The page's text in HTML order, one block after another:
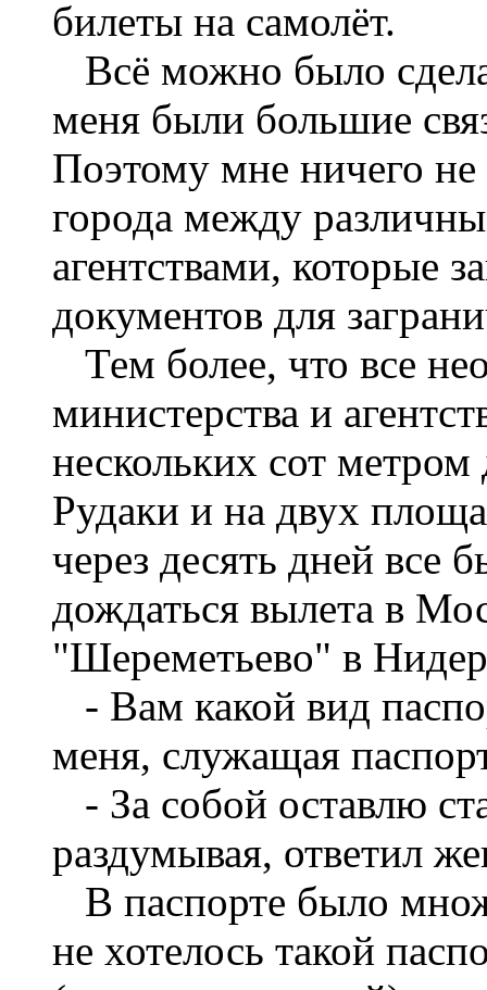
билеты на самолёт.
Всё можно было
меня были большие
Поэтому мне ничего не
города между
агентствами, которые
документов для
Тем более, что все
министерства и
нескольких сот метром
Рудаки и на двух
через десять дней все
дождаться вылета в
"Шереметьево" в
- Вам какой вид
меня, служащая
- За собой оставлю
раздумывая, ответил
В паспорте было
не хотелось такой